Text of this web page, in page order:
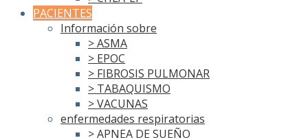
PACIENTES
Información sobre
> ASMA
> EPOC
> FIBROSIS PULMONAR
> TABAQUISMO
> VACUNAS
enfermedades respiratorias
> APNEA DE SUEÑO